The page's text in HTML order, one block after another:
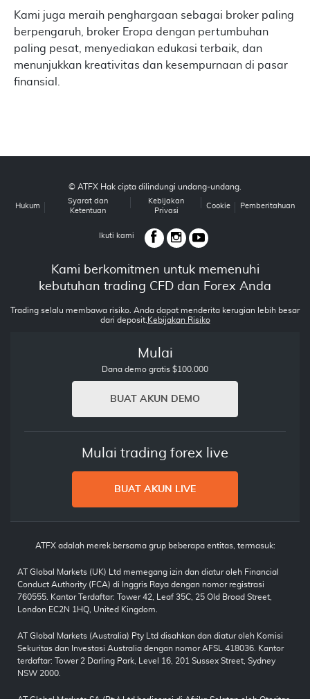
Kami juga meraih penghargaan sebagai broker paling
berpengaruh, broker Eropa dengan pertumbuhan
paling pesat, menyediakan edukasi terbaik, dan
menunjukkan kreativitas dan kesempurnaan di pasar
finansial.
© ATFX Hak cipta dilindungi undang-undang.
Hukum
Syarat dan
Ketentuan
Kebijakan
Privasi
Cookie Pemberitahuan
Ikuti kami
Kami berkomitmen untuk memenuhi
kebutuhan trading CFD dan Forex Anda
Trading selalu membawa risiko. Anda dapat menderita kerugian lebih besar
dari deposit. Kebijakan Risiko
Mulai
Dana demo gratis $100.000
BUAT AKUN DEMO
Mulai trading forex live
BUAT AKUN LIVE
ATFX adalah merek bersama grup beberapa entitas, termasuk:
AT Global Markets (UK) Ltd memegang izin dan diatur oleh Financial
Conduct Authority (FCA) di Inggris Raya dengan nomor registrasi
760555. Kantor Terdaftar: Tower 42, Leaf 35C, 25 Old Broad Street,
London EC2N 1HQ, United Kingdom.
AT Global Markets (Australia) Pty Ltd disahkan dan diatur oleh Komisi
Sekuritas dan Investasi Australia dengan nomor AFSL 418036. Kantor
terdaftar: Tower 2 Darling Park, Level 16, 201 Sussex Street, Sydney
NSW 2000.